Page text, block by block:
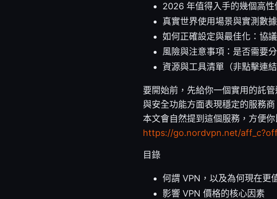
2026 年值得入手的幾個高性
真實世界使用場景與實測數
如何正確設定與最佳化：協
風險與注意事項：是否需要
資源與工具清單（非點擊連
要開始前，先給你一個實用的託
與安全功能方面表現穩定的服務
本文會自然提到這個服務，方便
https://go.nordvpn.net/
目錄
何謂 VPN，以及為何現在更
影響 VPN 價格的核心因素